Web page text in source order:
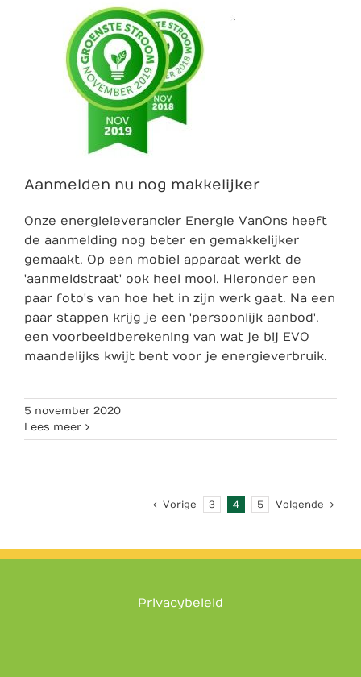
Aanmelden nu nog makkelijker
Onze energieleverancier Energie VanOns heeft
de aanmelding nog beter en gemakkelijker
gemaakt. Op een mobiel apparaat werkt de
'aanmeldstraat' ook heel mooi. Hieronder een
paar foto's van hoe het in zijn werk gaat. Na een
paar stappen krijg je een 'persoonlijk aanbod',
een voorbeeldberekening van wat je bij EVO
maandelijks kwijt bent voor je energieverbruik.
5 november 2020
Lees meer
Vorige 3 4 5 Volgende
Privacybeleid